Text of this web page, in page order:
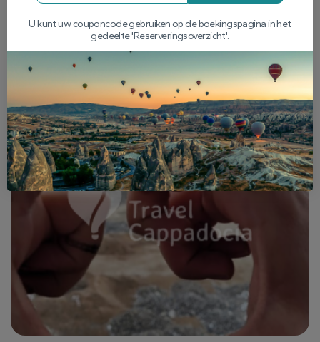
U kunt uw couponcode gebruiken op de boekingspagina in het
gedeelte 'Reserveringsoverzicht'.